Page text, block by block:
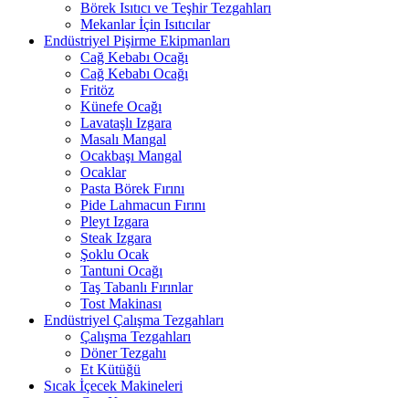
Börek Isıtıcı ve Teşhir Tezgahları
Mekanlar İçin Isıtıcılar
Endüstriyel Pişirme Ekipmanları
Cağ Kebabı Ocağı
Cağ Kebabı Ocağı
Fritöz
Künefe Ocağı
Lavataşlı Izgara
Masalı Mangal
Ocakbaşı Mangal
Ocaklar
Pasta Börek Fırını
Pide Lahmacun Fırını
Pleyt Izgara
Steak Izgara
Şoklu Ocak
Tantuni Ocağı
Taş Tabanlı Fırınlar
Tost Makinası
Endüstriyel Çalışma Tezgahları
Çalışma Tezgahları
Döner Tezgahı
Et Kütüğü
Sıcak İçecek Makineleri